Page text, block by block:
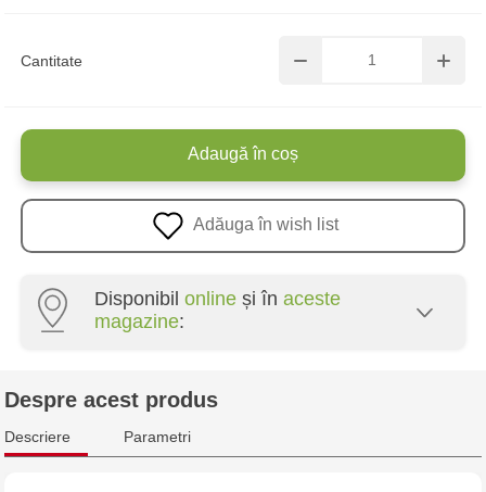
Cantitate
Adaugă în coș
Adăuga în wish list
Disponibil online și în aceste
magazine:
Multistore Centru - bd. Cantemir, 6
Despre acest produs
Descriere Parametri